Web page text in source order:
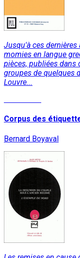
Jusqu'à ces dernières
momies en langue
pièces, publiées dans
groupes de quelques
Louvre...
Corpus des
Bernard Boyaval